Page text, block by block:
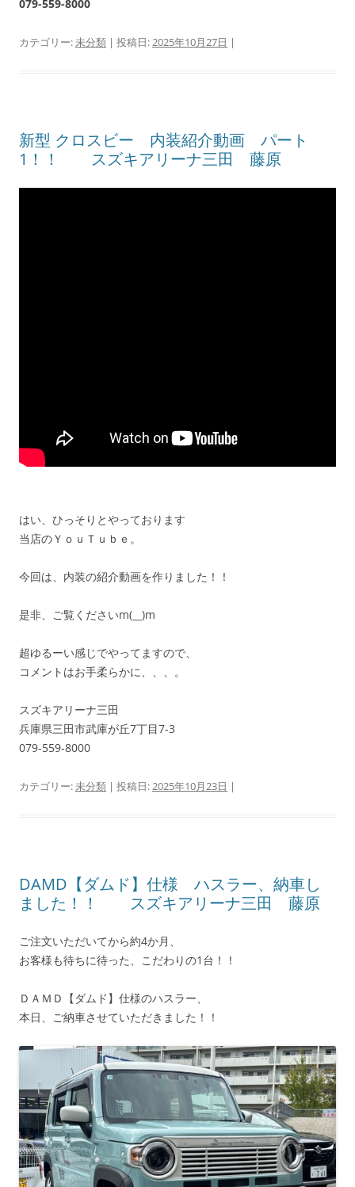
079-559-8000
カテゴリー:未分類 | 投稿日:2025年10月27日 |
新型 クロスビー 内装紹介動画 パート
1！！ スズキアリーナ三田 藤原
はい、ひっそりとやっております
当店のＹｏｕＴｕｂｅ。
今回は、内装の紹介動画を作りました！！
是非、ご覧くださいm(__)m
超ゆるーい感じでやってますので、
コメントはお手柔らかに、、、。
スズキアリーナ三田
兵庫県三田市武庫が丘7丁目7-3
079-559-8000
カテゴリー:未分類 | 投稿日:2025年10月23日 |
DAMD【ダムド】仕様 ハスラー、納車し
ました！！ スズキアリーナ三田 藤原
ご注文いただいてから約4か月、
お客様も待ちに待った、こだわりの1台！！
ＤＡＭＤ【ダムド】仕様のハスラー、
本日、ご納車させていただきました！！